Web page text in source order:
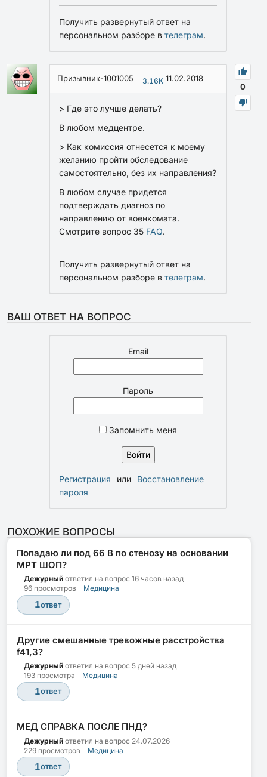
Получить развернутый ответ на
персональном разборе в телеграм.
0
Призывник-1001005 3.16K 11.02.2018
> Где это лучше делать?
В любом медцентре.
> Как комиссия отнесется к моему
желанию пройти обследование
самостоятельно, без их направления?
В любом случае придется
подтверждать диагноз по
направлению от военкомата.
Смотрите вопрос 35 FAQ.
Получить развернутый ответ на
персональном разборе в телеграм.
ВАШ ОТВЕТ НА ВОПРОС
Email
Пароль
Запомнить меня
Регистрация или
Восстановление
пароля
ПОХОЖИЕ ВОПРОСЫ
Попадаю ли под 66 В по стенозу на основании
МРТ ШОП?
Дежурный ответил на вопрос 16 часов назад
96 просмотров
Медицина
1ответ
Другие смешанные тревожные расстройства
f41,3?
Дежурный ответил на вопрос 5 дней назад
193 просмотра
Медицина
1ответ
МЕД СПРАВКА ПОСЛЕ ПНД?
Дежурный ответил на вопрос 24.07.2026
229 просмотров
Медицина
1ответ